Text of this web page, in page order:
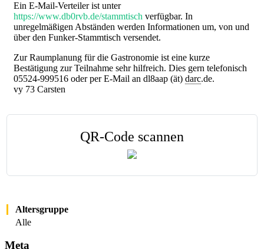
Ein E-Mail-Verteiler ist unter
https://www.db0rvb.de/stammtisch verfügbar. In
unregelmäßigen Abständen werden Informationen um, von und
über den Funker-Stammtisch versendet.
Zur Raumplanung für die Gastronomie ist eine kurze
Bestätigung zur Teilnahme sehr hilfreich. Dies gern telefonisch
05524-999516 oder per E-Mail an dl8aap (ät) darc.de.
vy 73 Carsten
QR-Code scannen
Altersgruppe
Alle
Meta